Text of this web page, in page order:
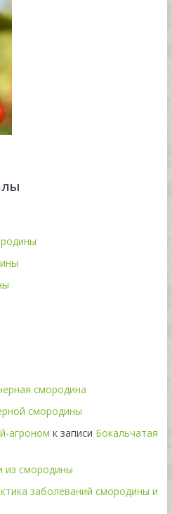
смородина
смородины
агроном к записи Бокальчатая
из смородины
заболеваний смородины и